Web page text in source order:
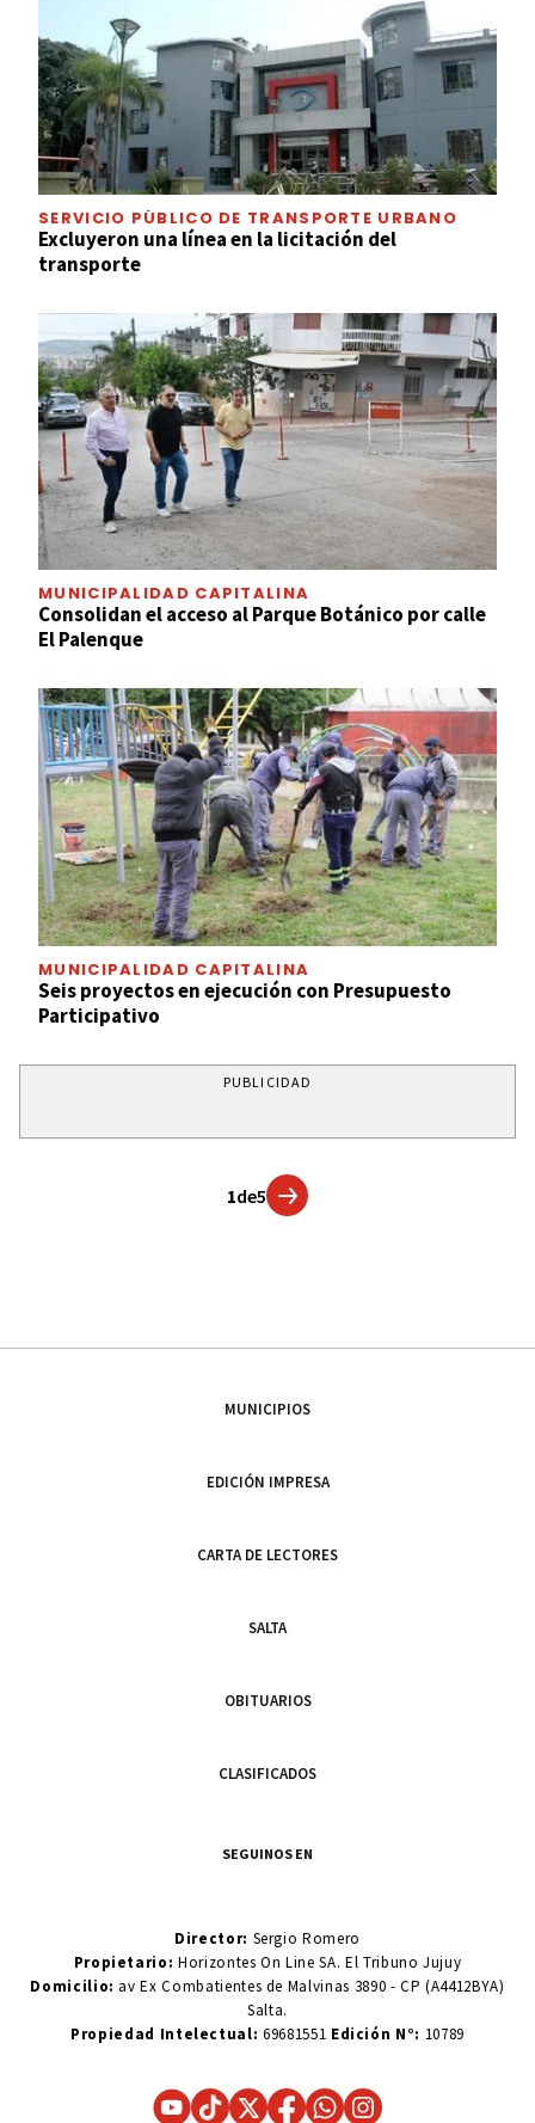
SERVICIO PÚBLICO DE TRANSPORTE URBANO
Excluyeron una línea en la licitación del
transporte
MUNICIPALIDAD CAPITALINA
Consolidan el acceso al Parque Botánico por calle
El Palenque
MUNICIPALIDAD CAPITALINA
Seis proyectos en ejecución con Presupuesto
Participativo
PUBLICIDAD
1de5
MUNICIPIOS
EDICIÓN IMPRESA
CARTA DE LECTORES
SALTA
OBITUARIOS
CLASIFICADOS
SEGUINOS EN
Director: Sergio Romero
Propietario:Horizontes On Line SA. El Tribuno Jujuy
Domicilio: av Ex Combatientes de Malvinas 3890 - CP (A4412BYA)
Salta.
Propiedad Intelectual: 69681551 Edición N°: 10789